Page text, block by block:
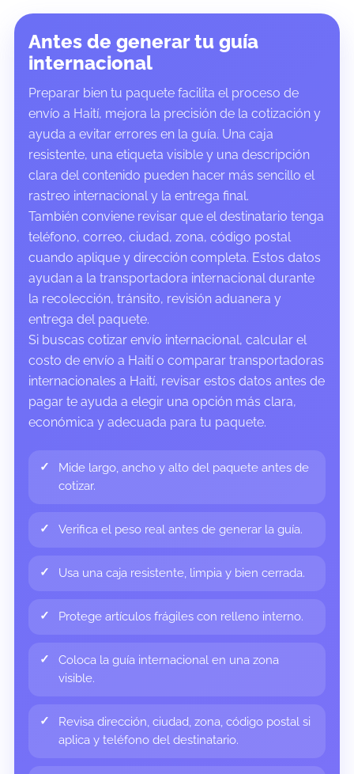
Antes de generar tu guía
internacional
Preparar bien tu paquete facilita el proceso de
envío a Haití, mejora la precisión de la cotización y
ayuda a evitar errores en la guía. Una caja
resistente, una etiqueta visible y una descripción
clara del contenido pueden hacer más sencillo el
rastreo internacional y la entrega final.
También conviene revisar que el destinatario tenga
teléfono, correo, ciudad, zona, código postal
cuando aplique y dirección completa. Estos datos
ayudan a la transportadora internacional durante
la recolección, tránsito, revisión aduanera y
entrega del paquete.
Si buscas cotizar envío internacional, calcular el
costo de envío a Haití o comparar transportadoras
internacionales a Haití, revisar estos datos antes de
pagar te ayuda a elegir una opción más clara,
económica y adecuada para tu paquete.
Mide largo, ancho y alto del paquete antes de
cotizar.
Verifica el peso real antes de generar la guía.
Usa una caja resistente, limpia y bien cerrada.
Protege artículos frágiles con relleno interno.
Coloca la guía internacional en una zona
visible.
Revisa dirección, ciudad, zona, código postal si
aplica y teléfono del destinatario.